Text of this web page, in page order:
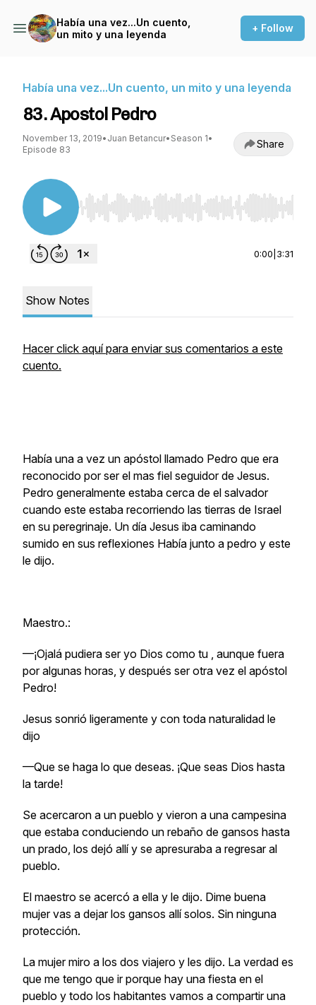
Había una vez...Un cuento,
un mito y una leyenda
+ Follow
Había una vez...Un cuento, un mito y una leyenda
83. Apostol Pedro
November 13, 2019• Juan Betancur• Season 1•
Episode 83
Share
Use Left/Right to seek, Home/End to jump to
0:00 3:31
Show Notes
Hacer click aquí para enviar sus comentarios a este
cuento.
Había una a vez un apóstol llamado Pedro que era
reconocido por ser el mas fiel seguidor de Jesus.
Pedro generalmente estaba cerca de el salvador
cuando este estaba recorriendo las tierras de Israel
en su peregrinaje. Un día Jesus iba caminando
sumido en sus reflexiones Había junto a pedro y este
le dijo.
Maestro.:
—¡Ojalá pudiera ser yo Dios como tu , aunque fuera
por algunas horas, y después ser otra vez el apóstol
Pedro!
Jesus sonrió ligeramente y con toda naturalidad le
dijo
—Que se haga lo que deseas. ¡Que seas Dios hasta
la tarde!
Se acercaron a un pueblo y vieron a una campesina
que estaba conduciendo un rebaño de gansos hasta
un prado, los dejó allí y se apresuraba a regresar al
pueblo.
El maestro se acercó a ella y le dijo. Dime buena
mujer vas a dejar los gansos allí solos. Sin ninguna
protección.
La mujer miro a los dos viajero y les dijo. La verdad es
que me tengo que ir porque hay una fiesta en el
pueblo y todo los habitantes vamos a compartir una